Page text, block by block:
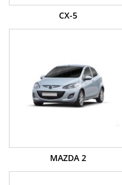
CX-5
MAZDA 2